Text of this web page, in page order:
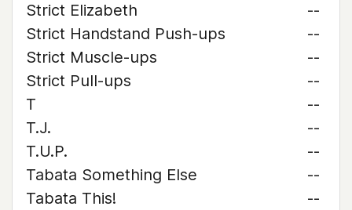
Strict Elizabeth
--
Strict Handstand Push-ups
--
Strict Muscle-ups
--
Strict Pull-ups
--
T
--
T.J.
--
T.U.P.
--
Tabata Something Else
--
Tabata This!
--